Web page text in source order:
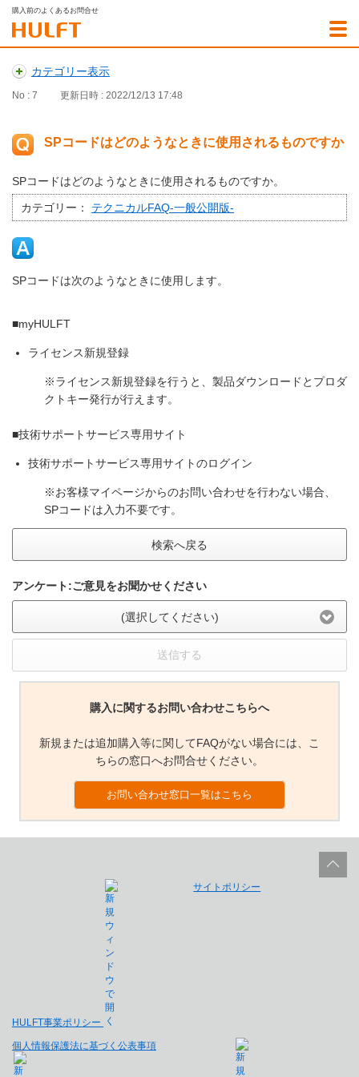
購入前のよくあるお問合せ
カテゴリー表示
No : 7 更新日時 : 2022/12/13 17:48
SPコードはどのようなときに使用されるものですか
SPコードはどのようなときに使用されるものですか。
カテゴリー： テクニカルFAQ-一般公開版-
SPコードは次のようなときに使用します。
■myHULFT
ライセンス新規登録
※ライセンス新規登録を行うと、製品ダウンロードとプロダ
クトキー発行が行えます。
■技術サポートサービス専用サイト
技術サポートサービス専用サイトのログイン
※お客様マイページからのお問い合わせを行わない場合、
SPコードは入力不要です。
検索へ戻る
アンケート:ご意見をお聞かせください
(選択してください)
送信する
購入に関するお問い合わせこちらへ
新規または追加購入等に関してFAQがない場合には、こ
ちらの窓口へお問合せください。
お問い合わせ窓口一覧はこちら
HULFT事業ポリシー
サイトポリシー
個人情報保護法に基づく公表事項